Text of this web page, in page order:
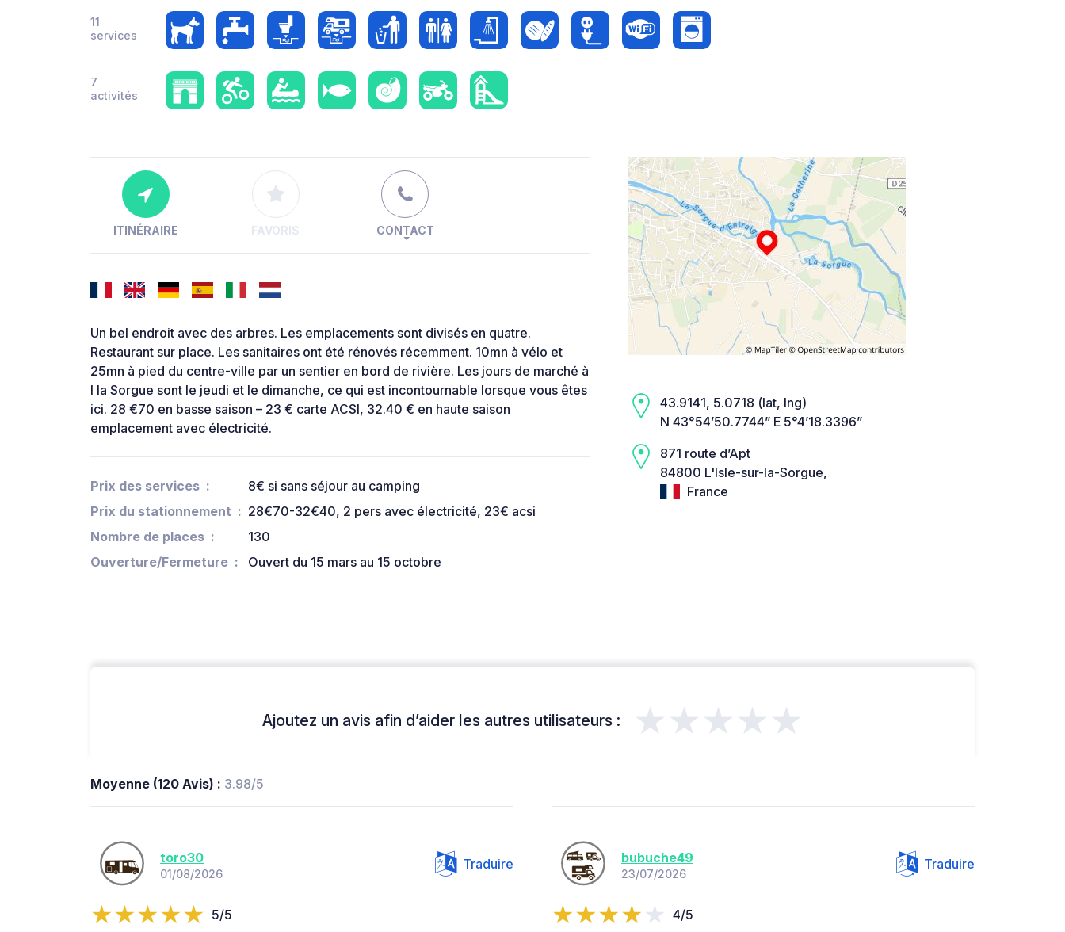
11
services
7
activités
ITINÉRAIRE FAVORIS CONTACT
Un bel endroit avec des arbres. Les emplacements sont divisés en quatre.
Restaurant sur place. Les sanitaires ont été rénovés récemment. 10mn à vélo et
25mn à pied du centre-ville par un sentier en bord de rivière. Les jours de marché à
I la Sorgue sont le jeudi et le dimanche, ce qui est incontournable lorsque vous êtes
ici. 28 €70 en basse saison – 23 € carte ACSI, 32.40 € en haute saison
emplacement avec électricité.
Prix des services
8€ si sans séjour au camping
Prix du stationnement
28€70-32€40, 2 pers avec électricité, 23€ acsi
Nombre de places
130
Ouverture/Fermeture
Ouvert du 15 mars au 15 octobre
43.9141, 5.0718 (lat, lng)
N 43°54’50.7744” E 5°4’18.3396”
871 route d’Apt
84800 L'Isle-sur-la-Sorgue,
France
Ajoutez un avis afin d’aider les autres utilisateurs : ★★★★★
Moyenne (120 Avis) : 3.98/5
toro30
01/08/2026
Traduire
5/5
bubuche49
23/07/2026
Traduire
4/5